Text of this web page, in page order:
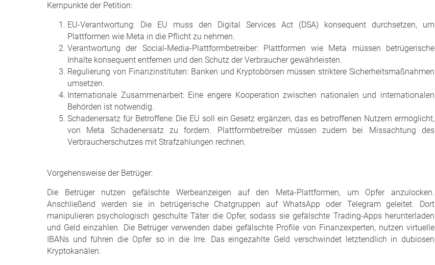
Kernpunkte der Petition:
EU-Verantwortung: Die EU muss den Digital Services Act (DSA) konsequent durchsetzen, um
Plattformen wie Meta in die Pflicht zu nehmen.
Verantwortung der Social-Media-Plattformbetreiber: Plattformen wie Meta müssen betrügerische
Inhalte konsequent entfernen und den Schutz der Verbraucher gewährleisten.
Regulierung von Finanzinstituten: Banken und Kryptobörsen müssen striktere Sicherheitsmaßnahmen
umsetzen.
Internationale Zusammenarbeit: Eine engere Kooperation zwischen nationalen und internationalen
Behörden ist notwendig.
Schadenersatz für Betroffene: Die EU soll ein Gesetz ergänzen, das es betroffenen Nutzern ermöglicht,
von Meta Schadenersatz zu fordern. Plattformbetreiber müssen zudem bei Missachtung des
Verbraucherschutzes mit Strafzahlungen rechnen.
Vorgehensweise der Betrüger:
Die Betrüger nutzen gefälschte Werbeanzeigen auf den Meta-Plattformen, um Opfer anzulocken.
Anschließend werden sie in betrügerische Chatgruppen auf WhatsApp oder Telegram geleitet. Dort
manipulieren psychologisch geschulte Täter die Opfer, sodass sie gefälschte Trading-Apps herunterladen
und Geld einzahlen. Die Betrüger verwenden dabei gefälschte Profile von Finanzexperten, nutzen virtuelle
IBANs und führen die Opfer so in die Irre. Das eingezahlte Geld verschwindet letztendlich in dubiosen
Kryptokanälen.